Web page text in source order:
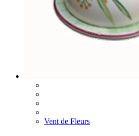
Vent de Fleurs